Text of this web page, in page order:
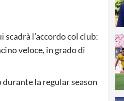
l’accordo col club:
veloce, in grado di
la regular season